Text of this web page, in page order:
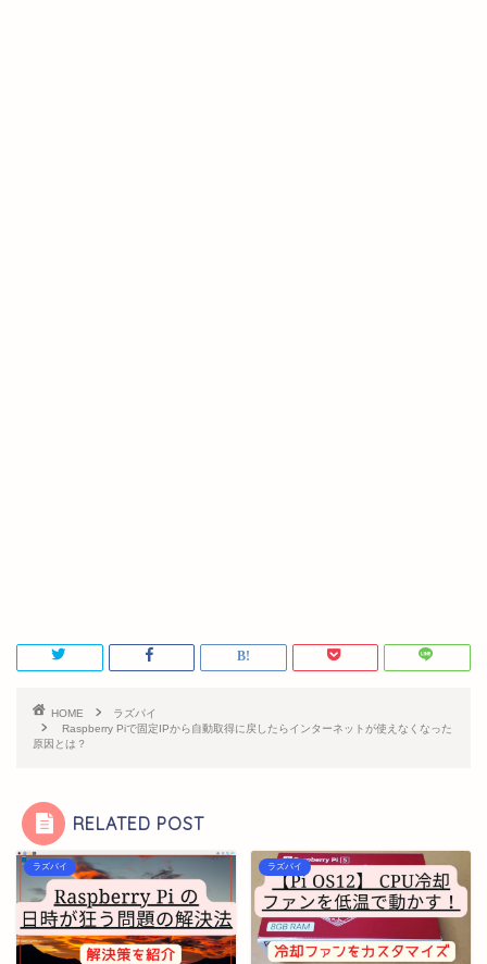
HOME
ラズパイ
Raspberry Piで固定IPから自動取得に戻したらインターネットが使えなくなった
原因とは？
RELATED POST
ラズパイ ラズパイ